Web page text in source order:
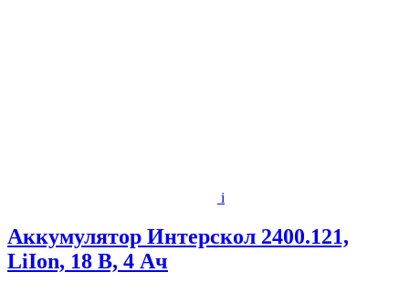
i
Аккумулятор Интерскол 2400.121,
LiIon, 18 В, 4 Ач